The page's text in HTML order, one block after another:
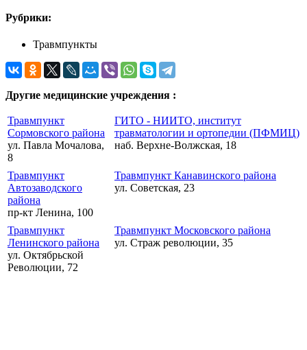
Рубрики:
Травмпункты
Другие медицинские учреждения :
Травмпункт
Сормовского района
ул. Павла Мочалова,
8
ГИТО - НИИТО, институт
травматологии и ортопедии (ПФМИЦ)
наб. Верхне-Волжская, 18
Травмпункт
Автозаводского
района
пр-кт Ленина, 100
Травмпункт Канавинского района
ул. Советская, 23
Травмпункт
Ленинского района
ул. Октябрьской
Революции, 72
Травмпункт Московского района
ул. Страж революции, 35